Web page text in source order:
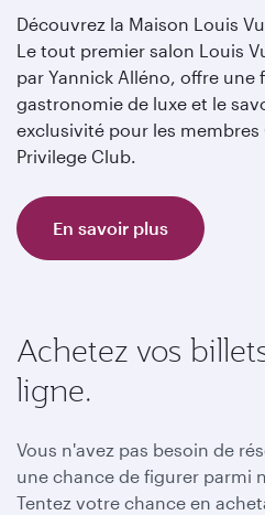
Découvrez la Maison Louis
Le tout premier salon Louis
par Yannick Alléno, offre une
gastronomie de luxe et le
exclusivité pour les
Privilege Club.
En savoir plus
Achetez vos
ligne.
Vous n'avez pas besoin de
une chance de figurer parmi
Tentez votre chance en